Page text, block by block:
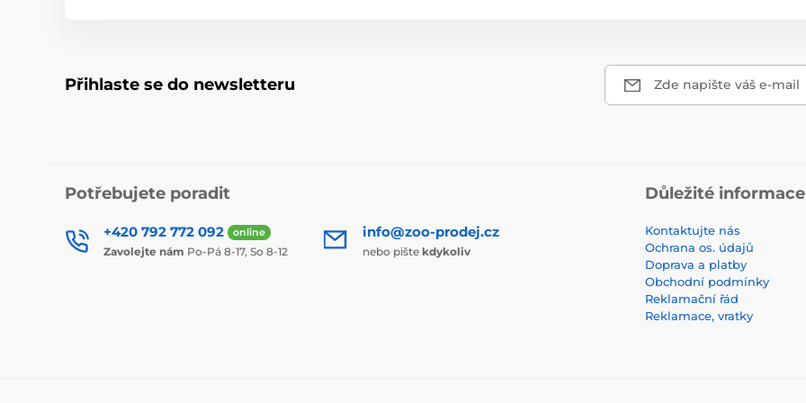
Přihlaste se do newsletteru Zde napište váš e-mail
Potřebujete poradit
+420 792 772 092 online
Zavolejte nám Po-Pá 8-17, So 8-12
info@zoo-prodej.cz
nebo pište kdykoliv
Důležité informace
Kontaktujte nás
Ochrana os. údajů
Doprava a platby
Obchodní podmínky
Reklamační řád
Reklamace, vratky